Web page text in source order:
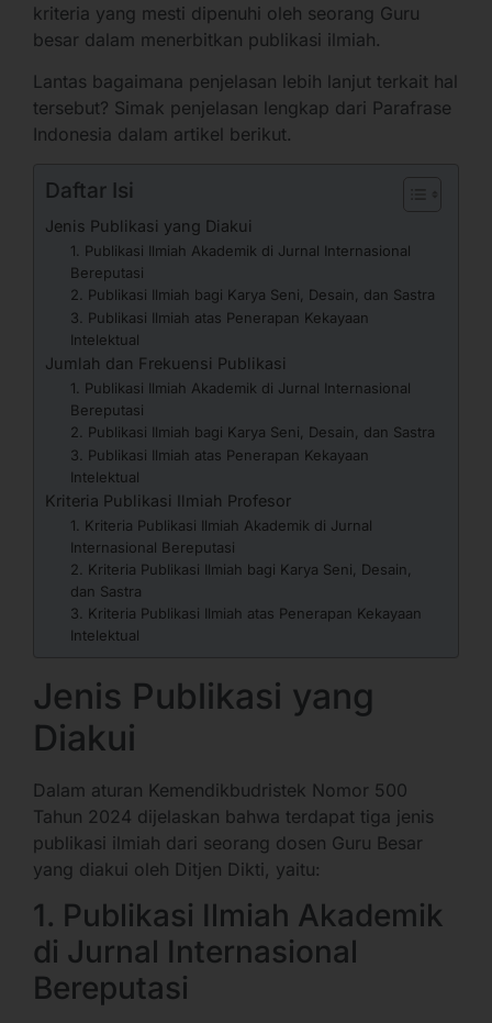
kriteria yang mesti dipenuhi oleh seorang Guru
besar dalam menerbitkan publikasi ilmiah.
Lantas bagaimana penjelasan lebih lanjut terkait hal
tersebut? Simak penjelasan lengkap dari Parafrase
Indonesia dalam artikel berikut.
Daftar Isi
Jenis Publikasi yang Diakui
1. Publikasi Ilmiah Akademik di Jurnal Internasional
Bereputasi
2. Publikasi Ilmiah bagi Karya Seni, Desain, dan Sastra
3. Publikasi Ilmiah atas Penerapan Kekayaan
Intelektual
Jumlah dan Frekuensi Publikasi
1. Publikasi Ilmiah Akademik di Jurnal Internasional
Bereputasi
2. Publikasi Ilmiah bagi Karya Seni, Desain, dan Sastra
3. Publikasi Ilmiah atas Penerapan Kekayaan
Intelektual
Kriteria Publikasi Ilmiah Profesor
1. Kriteria Publikasi Ilmiah Akademik di Jurnal
Internasional Bereputasi
2. Kriteria Publikasi Ilmiah bagi Karya Seni, Desain,
dan Sastra
3. Kriteria Publikasi Ilmiah atas Penerapan Kekayaan
Intelektual
Jenis Publikasi yang
Diakui
Dalam aturan Kemendikbudristek Nomor 500
Tahun 2024 dijelaskan bahwa terdapat tiga jenis
publikasi ilmiah dari seorang dosen Guru Besar
yang diakui oleh Ditjen Dikti, yaitu:
1. Publikasi Ilmiah Akademik
di Jurnal Internasional
Bereputasi